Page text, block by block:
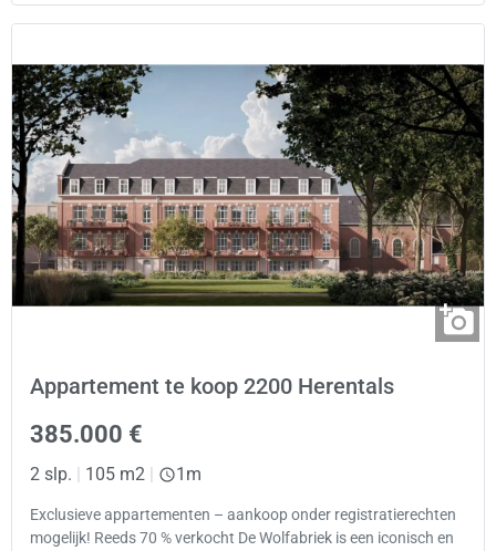
Appartement te koop 2200 Herentals
385.000 €
2 slp. | 105 m2 | 1m
Exclusieve appartementen – aankoop onder registratierechten
mogelijk! Reeds 70 % verkocht De Wolfabriek is een iconisch en